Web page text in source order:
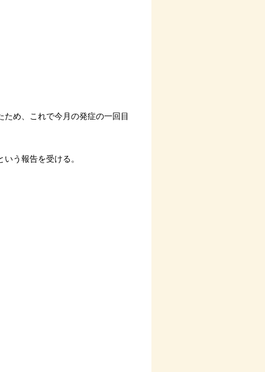
め、これで今月の発症の一回目
う報告を受ける。